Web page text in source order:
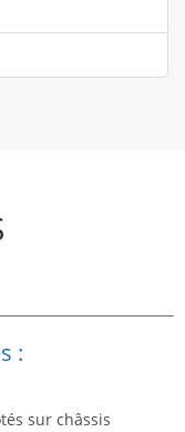
:
sur châssis